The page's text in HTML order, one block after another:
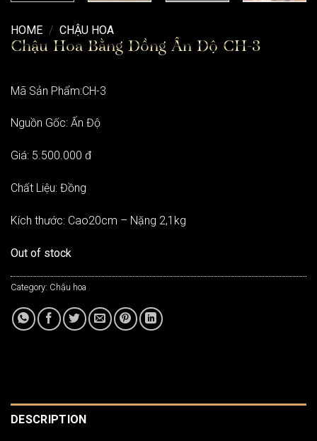
HOME / CHẬU HOA
Chậu Hoa Bằng Đồng Ấn Độ CH-3
Mã Sản Phẩm:CH-3
Nguồn Gốc: Ấn Độ
Giá: 5.500.000 đ
Chất Liệu: Đồng
Kích thước: Cao20cm – Nặng 2,1kg
Out of stock
Category: Chậu hoa
DESCRIPTION